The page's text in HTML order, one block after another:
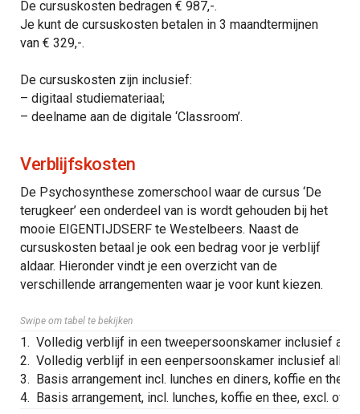
De cursuskosten bedragen € 987,-.
Je kunt de cursuskosten betalen in 3 maandtermijnen
van € 329,-.
De cursuskosten zijn inclusief:
– digitaal studiemateriaal;
– deelname aan de digitale ‘Classroom’.
Verblijfskosten
De Psychosynthese zomerschool waar de cursus ‘De
terugkeer’ een onderdeel van is wordt gehouden bij het
mooie EIGENTIJDSERF te Westelbeers. Naast de
cursuskosten betaal je ook een bedrag voor je verblijf
aldaar. Hieronder vindt je een overzicht van de
verschillende arrangementen waar je voor kunt kiezen.
Swipe om tabel te bekijken
1.
2.
3.
4.
Volledig verblijf in een tweepersoonskamer inclusief alle
Volledig verblijf in een eenpersoonskamer inclusief alle
Basis arrangement incl. lunches en diners, koffie en thee,
Basis arrangement, incl. lunches, koffie en thee, excl.